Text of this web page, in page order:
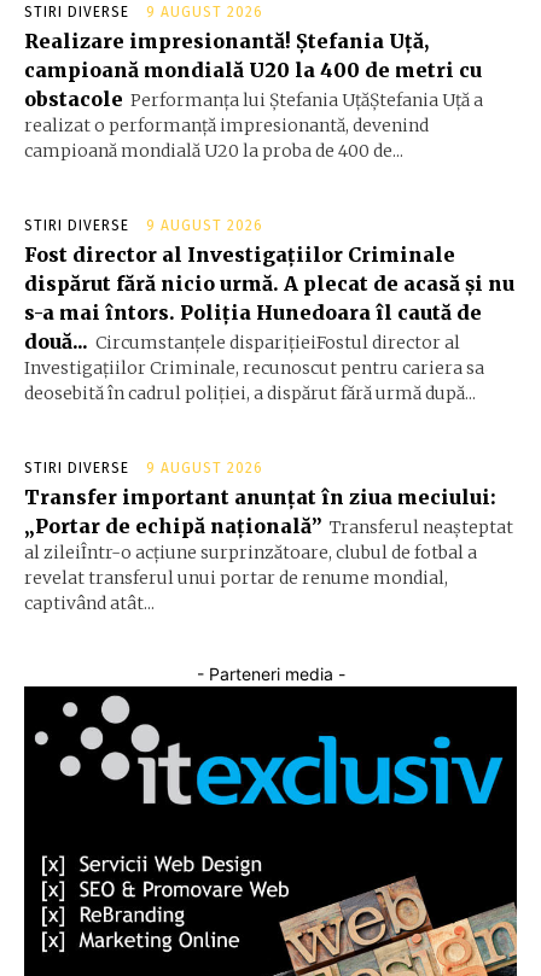
STIRI DIVERSE 9 AUGUST 2026
Realizare impresionantă! Ștefania Uță,
campioană mondială U20 la 400 de metri cu
obstacole Performanța lui Ștefania UțăŞtefania Uță a
realizat o performanță impresionantă, devenind
campioană mondială U20 la proba de 400 de...
STIRI DIVERSE 9 AUGUST 2026
Fost director al Investigațiilor Criminale
dispărut fără nicio urmă. A plecat de acasă și nu
s-a mai întors. Poliția Hunedoara îl caută de
două... Circumstanțele disparițieiFostul director al
Investigațiilor Criminale, recunoscut pentru cariera sa
deosebită în cadrul poliției, a dispărut fără urmă după...
STIRI DIVERSE 9 AUGUST 2026
Transfer important anunțat în ziua meciului:
„Portar de echipă națională” Transferul neașteptat
al zileiÎntr-o acțiune surprinzătoare, clubul de fotbal a
revelat transferul unui portar de renume mondial,
captivând atât...
- Parteneri media -